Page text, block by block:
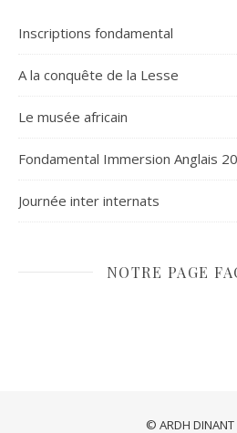
Inscriptions fondamental
A la conquête de la Lesse
Le musée africain
Fondamental Immersion Anglais
Journée inter internats
NOTRE PAGE
© ARDH